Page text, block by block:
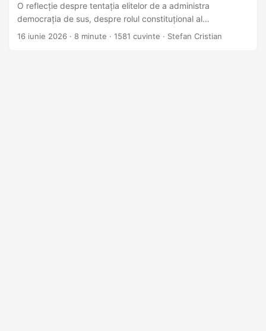
O reflecție despre tentația elitelor de a administra
democrația de sus, despre rolul constituțional al
președintelui și despre nevoia ca instituțiile statului să
16 iunie 2026 · 8 minute · 1581 cuvinte · Stefan Cristian